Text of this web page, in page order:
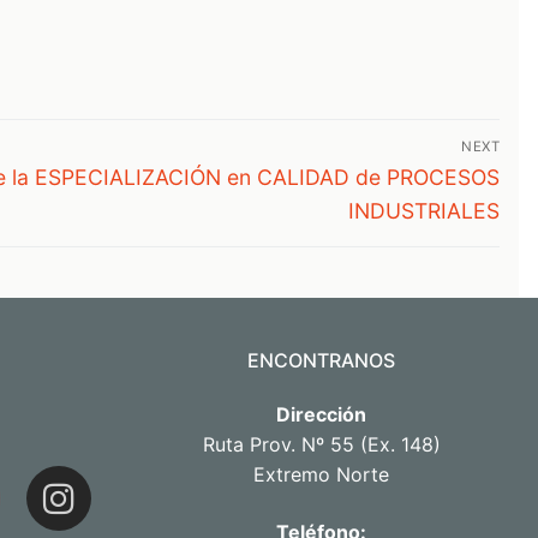
NEXT
ESPECIALIZACIÓN en CALIDAD de PROCESOS
INDUSTRIALES
ENCONTRANOS
Dirección
Ruta Prov. Nº 55 (Ex. 148)
Extremo Norte
Teléfono: